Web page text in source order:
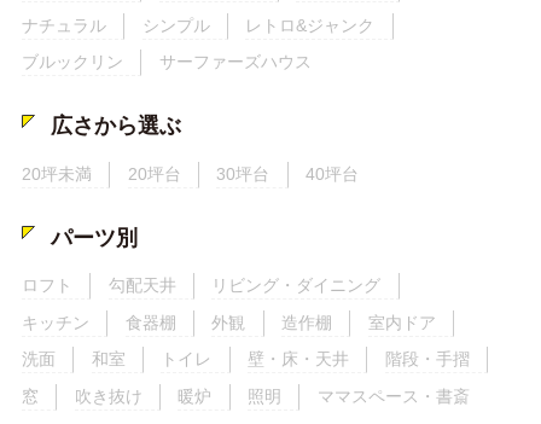
ナチュラル
シンプル
レトロ&ジャンク
ブルックリン
サーファーズハウス
広さから選ぶ
20坪未満 20坪台 30坪台 40坪台
パーツ別
ロフト 勾配天井
リビング・ダイニング
キッチン
食器棚 外観 造作棚
室内ドア
洗面
和室 トイレ 壁・床・天井
階段・手摺
窓
吹き抜け 暖炉 照明 ママスペース・書斎